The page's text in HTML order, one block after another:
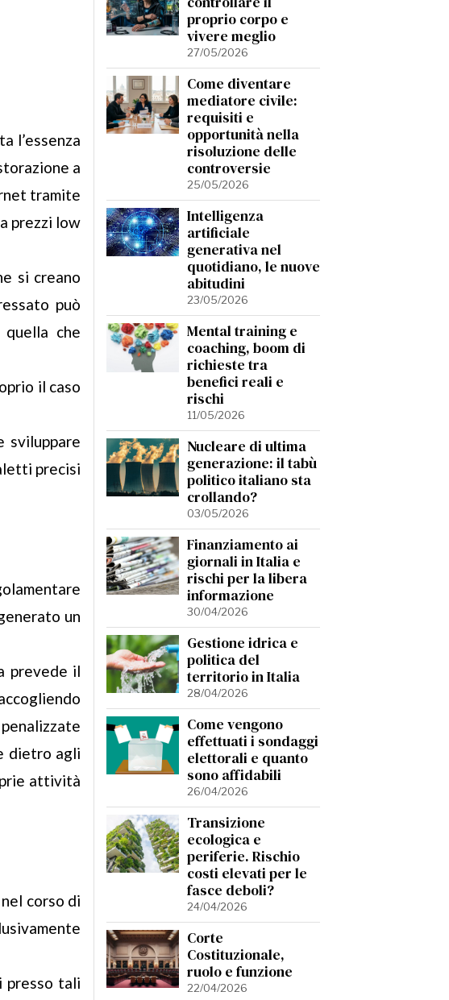
l’essenza
a
tramite
prezzi low
si creano
può
che
il caso
sviluppare
precisi
un
prevede il
dietro agli
attività
corso di
presso tali
proprio corpo e
vivere meglio
27/05/2026
Come diventare
mediatore civile:
requisiti e
opportunità nella
risoluzione delle
controversie
25/05/2026
Intelligenza
artificiale
generativa nel
quotidiano, le nuove
abitudini
23/05/2026
Mental training e
coaching, boom di
richieste tra
benefici reali e
rischi
11/05/2026
Nucleare di ultima
generazione: il tabù
politico italiano sta
crollando?
03/05/2026
Finanziamento ai
giornali in Italia e
rischi per la libera
informazione
30/04/2026
Gestione idrica e
politica del
territorio in Italia
28/04/2026
Come vengono
effettuati i sondaggi
elettorali e quanto
sono affidabili
26/04/2026
Transizione
ecologica e
periferie. Rischio
costi elevati per le
fasce deboli?
24/04/2026
Corte
Costituzionale,
ruolo e funzione
22/04/2026